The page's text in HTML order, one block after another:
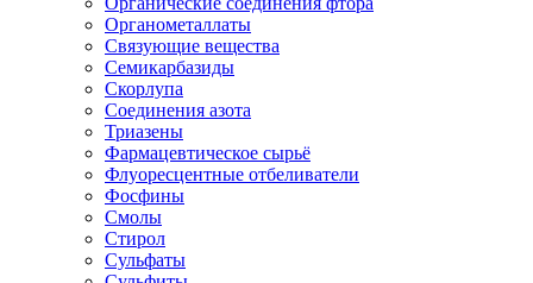
Органометаллаты
Связующие вещества
Семикарбазиды
Скорлупа
Соединения азота
Триазены
Фармацевтическое сырьё
Флуоресцентные отбеливатели
Фосфины
Смолы
Стирол
Сульфаты